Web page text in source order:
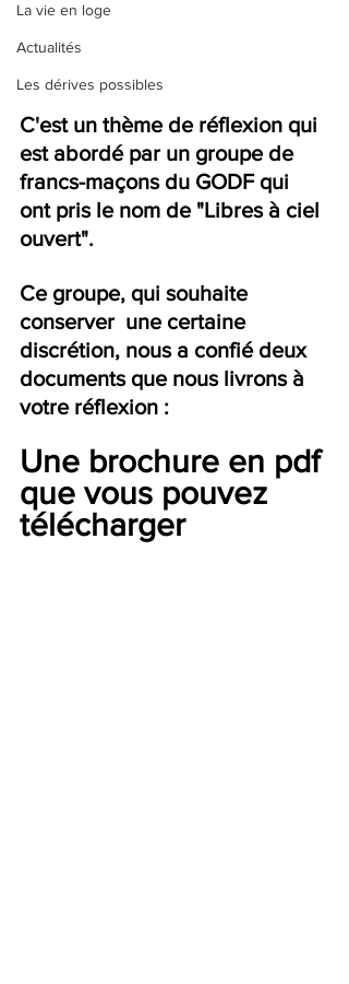
La vie en loge
Actualités
Les dérives possibles
C'est un thème de réflexion qui
est abordé par un groupe de
francs-maçons du GODF qui
ont pris le nom de "Libres à ciel
ouvert".
Ce groupe, qui souhaite
conserver  une certaine
discrétion, nous a confié deux
documents que nous livrons à
votre réflexion :
Une brochure en pdf
que vous pouvez
télécharger